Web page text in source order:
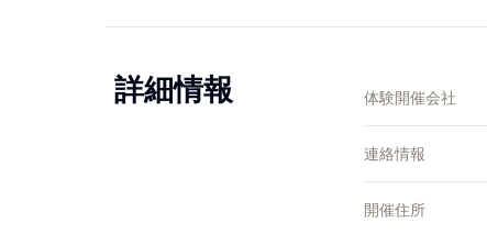
詳細情報 体験開催会社
連絡情報
開催住所